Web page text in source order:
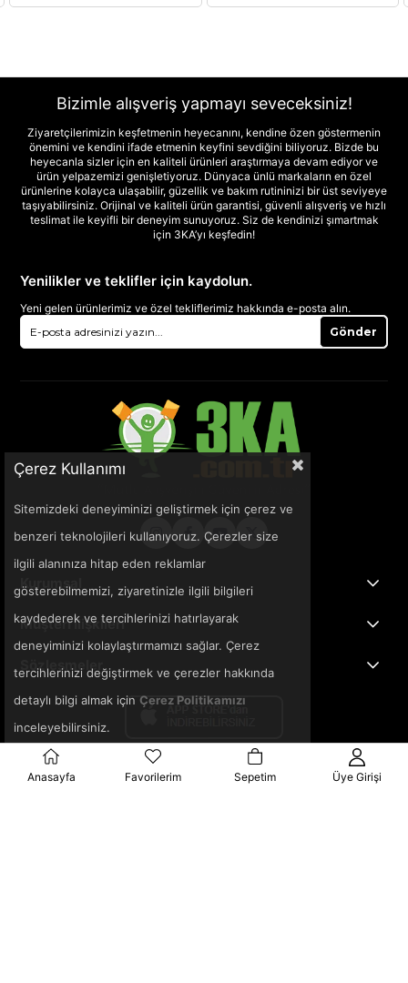
Bizimle alışveriş yapmayı seveceksiniz!
Ziyaretçilerimizin keşfetmenin heyecanını, kendine özen göstermenin
önemini ve kendini ifade etmenin keyfini sevdiğini biliyoruz. Bizde bu
heyecanla sizler için en kaliteli ürünleri araştırmaya devam ediyor ve
ürün yelpazemizi genişletiyoruz. Dünyaca ünlü markaların en özel
ürünlerine kolayca ulaşabilir, güzellik ve bakım rutininizi bir üst seviyeye
taşıyabilirsiniz. Orijinal ve kaliteli ürün garantisi, güvenli alışveriş ve hızlı
teslimat ile keyifli bir deneyim sunuyoruz. Siz de kendinizi şımartmak
için 3KA’yı keşfedin!
Yenilikler ve teklifler için kaydolun.
Yeni gelen ürünlerimiz ve özel tekliflerimiz hakkında e-posta alın.
Gönder
Kurumsal
Müşteri İlişkileri
Sözleşmeler
Çerez Kullanımı
Sitemizdeki deneyiminizi geliştirmek için çerez ve
benzeri teknolojileri kullanıyoruz. Çerezler size
ilgili alanınıza hitap eden reklamlar
gösterebilmemizi, ziyaretinizle ilgili bilgileri
kaydederek ve tercihlerinizi hatırlayarak
deneyiminizi kolaylaştırmamızı sağlar. Çerez
tercihlerinizi değiştirmek ve çerezler hakkında
detaylı bilgi almak için Çerez Politikamızı
inceleyebilirsiniz.
Anasayfa Favorilerim Sepetim Üye Girişi